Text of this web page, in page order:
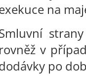
na
rovněž v
po